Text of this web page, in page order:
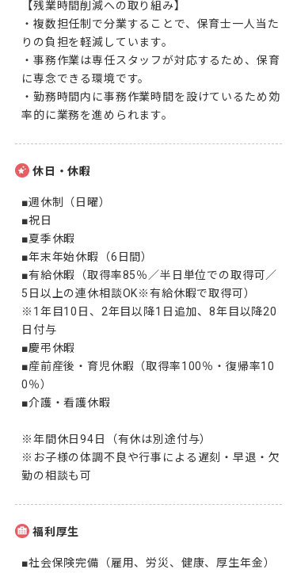
【残業時間削減への取り組み】
・複数担任制で分業することで、保育士一人当た
りの負担を軽減しています。
・事務作業は専任スタッフが対応するため、保育
に専念できる環境です。
・勤務時間内に事務作業時間を設けているため効
率的に業務を進められます。
休日・休暇
■週休制（日曜）
■祝日
■夏季休暇
■年末年始休暇（6日間）
■有給休暇（取得率85％／半日単位での取得可／
5日以上の連休相談OK※有給休暇で取得可）
※1年目10日、2年目以降1日追加、8年目以降20
日付与
■慶弔休暇
■産前産後・育児休暇（取得率100％・復帰率10
0％）
■介護・看護休暇
※年間休日94日（有休は別途付与）
※お子様の体調不良や行事による遅刻・早退・欠
勤の相談も可
福利厚生
■社会保険完備（雇用、労災、健康、厚生年金）